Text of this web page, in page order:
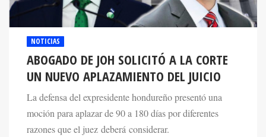
NOTICIAS
ABOGADO DE JOH SOLICITÓ A LA CORTE
UN NUEVO APLAZAMIENTO DEL JUICIO
La defensa del expresidente hondureño presentó una
moción para aplazar de 90 a 180 días por diferentes
razones que el juez deberá considerar.